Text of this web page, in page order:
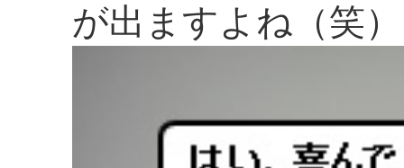
が出ますよね（笑）